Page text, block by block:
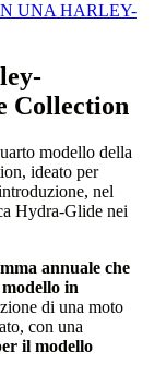
UNA HARLEY-
Collection
modello della
ideato per
nel
Hydra-Glide nei
annuale che
in
di una moto
con una
il modello